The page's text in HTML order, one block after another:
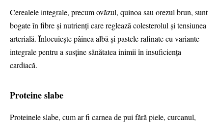
Cerealele integrale, precum ovăzul, quinoa sau orezul brun, sunt
bogate în fibre și nutrienți care reglează colesterolul și tensiunea
arterială. Înlocuiește pâinea albă și pastele rafinate cu variante
integrale pentru a susține sănătatea inimii în insuficiența
cardiacă.
Proteine slabe
Proteinele slabe, cum ar fi carnea de pui fără piele, curcanul,